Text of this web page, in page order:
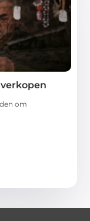
om